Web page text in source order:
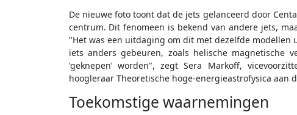
De nieuwe foto toont dat de jets gelanceerd door
centrum. Dit fenomeen is bekend van andere jets,
"Het was een uitdaging om dit met dezelfde
iets anders gebeuren, zoals helische magnetische
‘geknepen’ worden", zegt Sera Markoff,
hoogleraar Theoretische hoge-energieastrofysica aan
Toekomstige waarnemingen